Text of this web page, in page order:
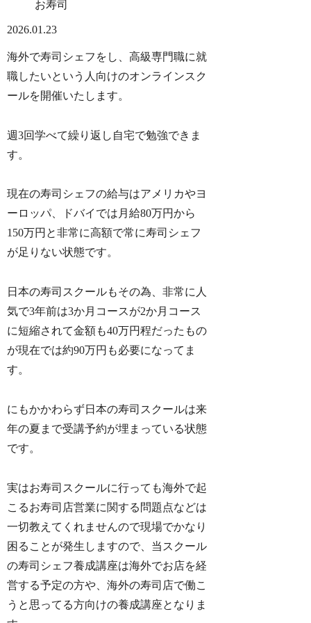
お寿司
2026.01.23
海外で寿司シェフをし、高級専門職に就
職したいという人向けのオンラインスク
ールを開催いたします。
週3回学べて繰り返し自宅で勉強できま
す。
現在の寿司シェフの給与はアメリカやヨ
ーロッパ、ドバイでは月給80万円から
150万円と非常に高額で常に寿司シェフ
が足りない状態です。
日本の寿司スクールもその為、非常に人
気で3年前は3か月コースが2か月コース
に短縮されて金額も40万円程だったもの
が現在では約90万円も必要になってま
す。
にもかかわらず日本の寿司スクールは来
年の夏まで受講予約が埋まっている状態
です。
実はお寿司スクールに行っても海外で起
こるお寿司店営業に関する問題点などは
一切教えてくれませんので現場でかなり
困ることが発生しますので、当スクール
の寿司シェフ養成講座は海外でお店を経
営する予定の方や、海外の寿司店で働こ
うと思ってる方向けの養成講座となりま